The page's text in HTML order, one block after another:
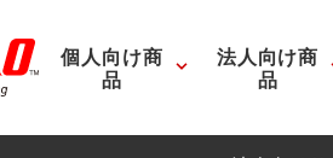
個人向け商
品
法人向け商
品